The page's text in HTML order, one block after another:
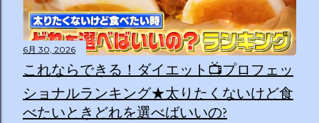
6月 30, 2026
これならできる！ダイエット📺プロフェッ
ショナルランキング★太りたくないけど食
べたいときどれを選べばいいの?